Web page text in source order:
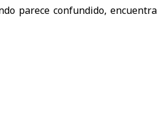
parece confundido, encuentra